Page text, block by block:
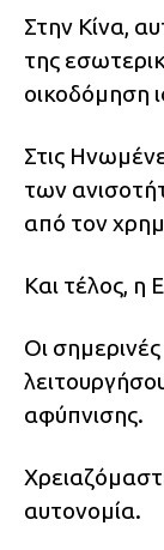
Στην Κίνα,
της
οικοδόμηση
Στις
των
από τον
Και τέλος, η
Οι
αφύπνισης.
αυτονομία.